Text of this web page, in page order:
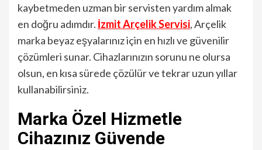
kaybetmeden uzman bir servisten yardım almak
en doğru adımdır. İzmit Arçelik Servisi, Arçelik
marka beyaz eşyalarınız için en hızlı ve güvenilir
çözümleri sunar. Cihazlarınızın sorunu ne olursa
olsun, en kısa sürede çözülür ve tekrar uzun yıllar
kullanabilirsiniz.
Marka Özel Hizmetle
Cihazınız Güvende